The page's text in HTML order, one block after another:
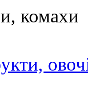
комахи